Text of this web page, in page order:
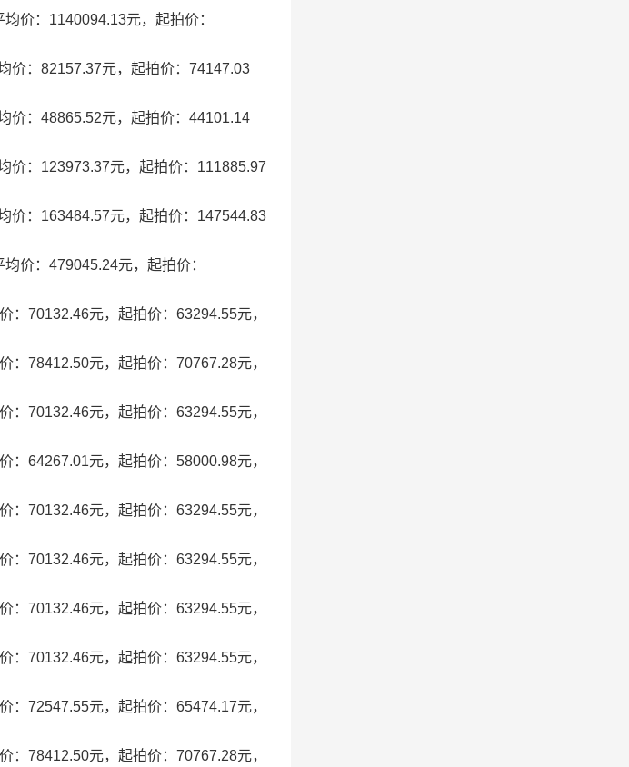
价：1140094.13元，起拍价：
价：82157.37元，起拍价：74147.03
价：48865.52元，起拍价：44101.14
价：123973.37元，起拍价：111885.97
价：163484.57元，起拍价：147544.83
价：479045.24元，起拍价：
：70132.46元，起拍价：63294.55元，
：78412.50元，起拍价：70767.28元，
：70132.46元，起拍价：63294.55元，
：64267.01元，起拍价：58000.98元，
：70132.46元，起拍价：63294.55元，
：70132.46元，起拍价：63294.55元，
：70132.46元，起拍价：63294.55元，
：70132.46元，起拍价：63294.55元，
：72547.55元，起拍价：65474.17元，
：78412.50元，起拍价：70767.28元，